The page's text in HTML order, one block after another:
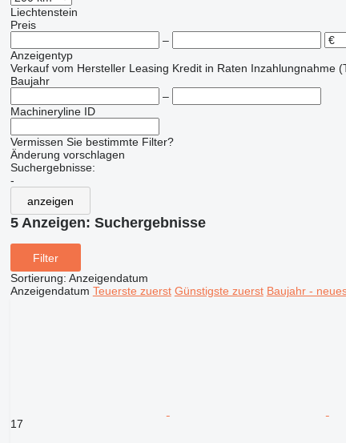
Liechtenstein
Preis
–
Anzeigentyp
Verkauf vom Hersteller Leasing Kredit in Raten Inzahlungnahme
Baujahr
–
Machineryline ID
Vermissen Sie bestimmte Filter?
Änderung vorschlagen
Suchergebnisse:
-
anzeigen
5 Anzeigen: Suchergebnisse
Filter
Sortierung: Anzeigendatum
Anzeigendatum Teuerste zuerst Günstigste zuerst Baujahr -
17